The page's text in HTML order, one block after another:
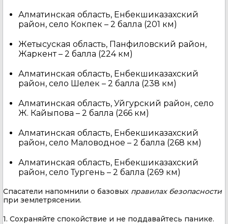
Алматинская область, Енбекшиказахский
район, село Кокпек – 2 балла (201 км)
Жетысуская область, Панфиловский район,
Жаркент – 2 балла (224 км)
Алматинская область, Енбекшиказахский
район, село Шелек – 2 балла (238 км)
Алматинская область, Уйгурский район, село
Ж. Кайыпова – 2 балла (266 км)
Алматинская область, Енбекшиказахский
район, село Маловодное – 2 балла (268 км)
Алматинская область, Енбекшиказахский
район, село Тургень – 2 балла (269 км)
Спасатели напомнили о базовых правилах безопасности
при землетрясении.
1. Сохраняйте спокойствие и не поддавайтесь панике.